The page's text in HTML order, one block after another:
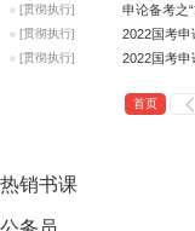
[贯彻执行]
[贯彻执行]
[贯彻执行]
首页
热销书课